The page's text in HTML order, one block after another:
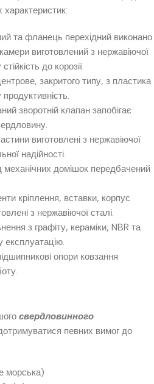
характеристик:
та фланець перехідний виконано
виготовлений з нержавіючої
до корозії.
закритого типу, з пластика
зворотній клапан запобігає
виготовлені з нержавіючої
надійності.
механічних домішок передбачений
кріплення, вставки, корпус
з нержавіючої сталі.
з графіту, кераміки, NBR та
експлуатацію.
опори ковзання
свердловинного
певних вимог до
морська)